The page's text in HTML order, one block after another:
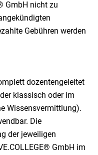
GmbH nicht zu
Gebühren werden
dozentengeleitet
klassisch oder im
Wissensvermittlung).
Die
der jeweiligen
GmbH im